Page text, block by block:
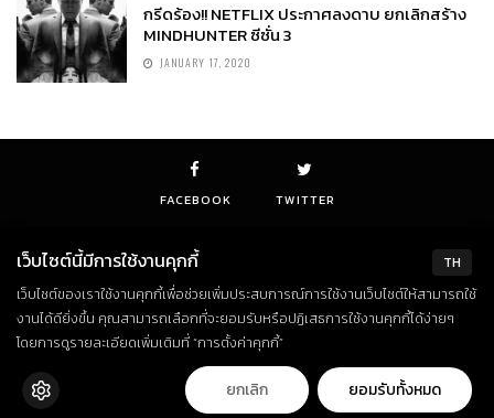
กรีดร้อง!! NETFLIX ประกาศลงดาบ ยกเลิกสร้าง
MINDHUNTER ซีซั่น 3
JANUARY 17, 2020
FACEBOOK TWITTER
© Copyright 2018. All Rights Reserved
TH
เว็บไซต์นี้มีการใช้งานคุกกี้
เว็บไซต์ของเราใช้งานคุกกี้เพื่อช่วยเพิ่มประสบการณ์การใช้งานเว็บไซต์ให้สามารถใช้
งานได้ดียิ่งขึ้น คุณสามารถเลือกที่จะยอมรับหรือปฏิเสธการใช้งานคุกกี้ได้ง่ายๆ
โดยการดูรายละเอียดเพิ่มเติมที่ “การตั้งค่าคุกกี้”
ยกเลิก ยอมรับทั้งหมด